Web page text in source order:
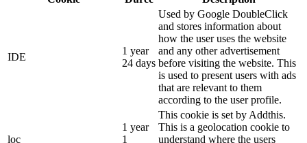
IDE
1 year
24 days
Used by Google DoubleClick
and stores information about
how the user uses the website
and any other advertisement
before visiting the website. This
is used to present users with ads
that are relevant to them
according to the user profile.
loc
1 year
1
This cookie is set by Addthis.
This is a geolocation cookie to
understand where the users